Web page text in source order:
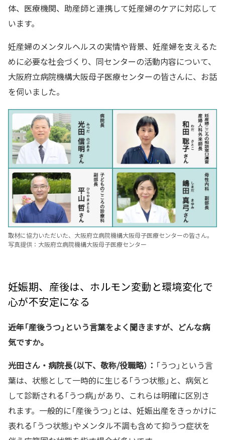
体、医療機関、助産師と連携して妊産婦のケアに対応して
います。
妊産婦のメンタルヘルスの実情や背景、妊産婦を支えるた
めに必要な社会づくり、同センターの活動内容について、
大阪府立病院機構大阪母子医療センターの皆さんに、お話
を伺いました。
取材に協力いただいた、大阪府立病院機構大阪母子医療センターの皆さん。
写真提供：大阪府立病院機構大阪母子医療センター
妊娠期、産後は、ホルモン変動と環境変化で
心が不安定になる
――近年「産後うつ」という言葉をよく聞きますが、どんな病
気ですか。
光田さん・病院長（以下、敬称/役職略）： 「うつ」という言
葉は、状態として一時的に生じる「うつ状態」と、病気と
して診断される「うつ病」があり、これらは明確に区別さ
れます。一般的に「産後うつ」とは、妊娠出産をきっかけに
表れる「うつ状態」やメンタル不調も含めて抑うつ症状を